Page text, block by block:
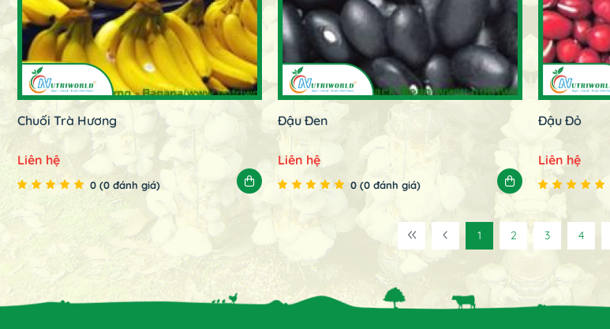
Chuối Trà Hương
Liên hệ
0 (0 đánh giá)
Đậu Đen
Liên hệ
0 (0 đánh giá)
Đậu Đỏ
Liên hệ
1 2 3 4